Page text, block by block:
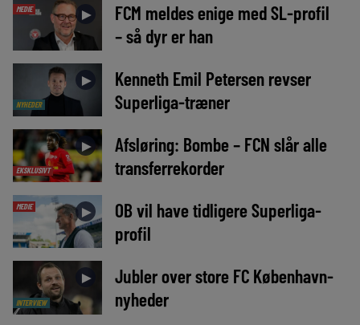
MEDIE ►
FCM meldes enige med SL-profil
– så dyr er han
NYHEDER
►
Kenneth Emil Petersen revser
Superliga-træner
EKSKLUSIVT
►
Afsløring: Bombe – FCN slår alle
transferrekorder
MEDIE ►
OB vil have tidligere Superliga-
profil
INTERVIEW
►
Jubler over store FC København-
nyheder